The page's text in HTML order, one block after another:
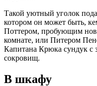
Такой уютный уголок
котором он может быть,
Поттером, пробующим
комнате, или Питером
Капитана Крюка сундук
сокровищ.
В шкафу